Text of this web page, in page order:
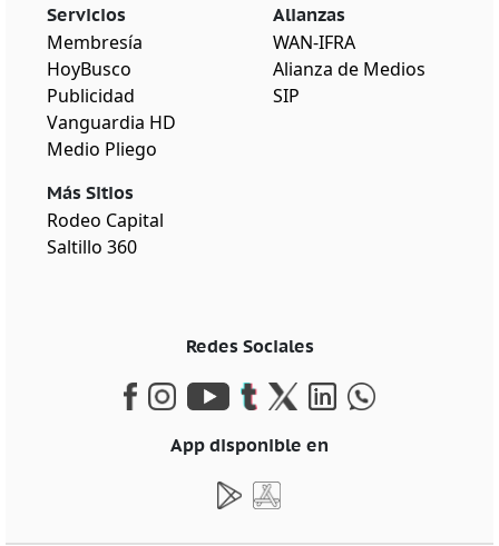
Servicios
Membresía
HoyBusco
Publicidad
Vanguardia HD
Medio Pliego
Más Sitios
Rodeo Capital
Saltillo 360
Alianzas
WAN-IFRA
Alianza de Medios
SIP
Redes Sociales
App disponible en